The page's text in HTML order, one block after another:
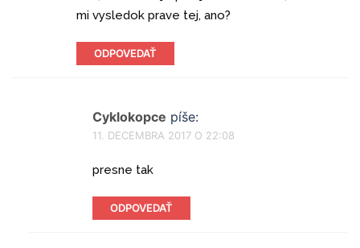
mi vysledok prave tej, ano?
ODPOVEDAŤ
Cyklokopce píše:
11. DECEMBRA 2017 O 22:08
presne tak
ODPOVEDAŤ